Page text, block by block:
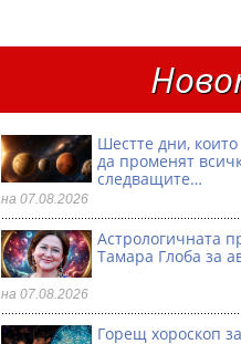
Шестте дни,
да променят
следващите…
на 07.08.2026
Астрологичната
Тамара Глоба за
на 07.08.2026
Горещ хороскоп